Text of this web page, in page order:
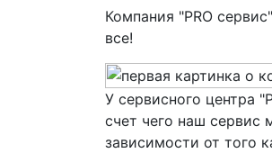
Компания "PRO
все!
У сервисного центра
счет чего наш сервис
зависимости от того